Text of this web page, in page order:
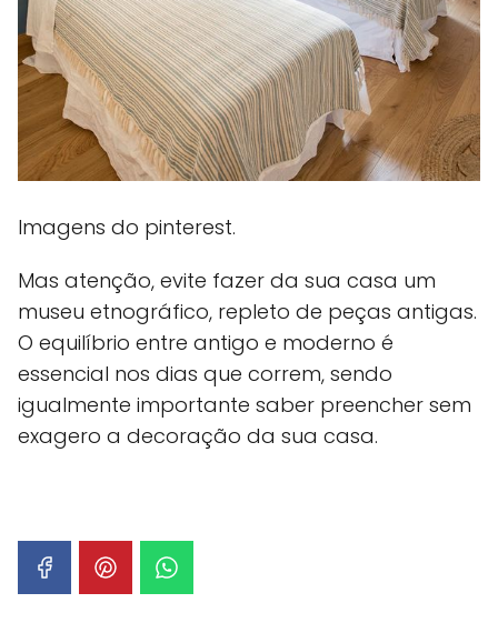
Imagens do pinterest.
Mas atenção, evite fazer da sua casa um
museu etnográfico, repleto de peças antigas.
O equilíbrio entre antigo e moderno é
essencial nos dias que correm, sendo
igualmente importante saber preencher sem
exagero a decoração da sua casa.